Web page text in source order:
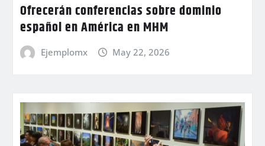
Ofrecerán conferencias sobre dominio
español en América en MHM
Ejemplomx May 22, 2026